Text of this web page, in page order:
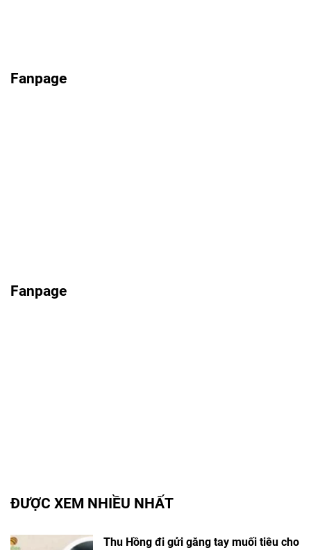
Fanpage
Fanpage
ĐƯỢC XEM NHIỀU NHẤT
Thu Hồng đi gửi găng tay muối tiêu cho